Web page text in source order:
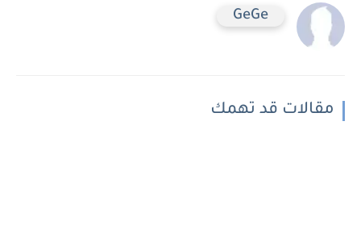
GeGe
مقالات قد تهمك